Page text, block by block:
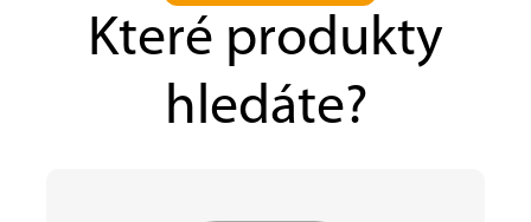
Které produkty
hledáte?